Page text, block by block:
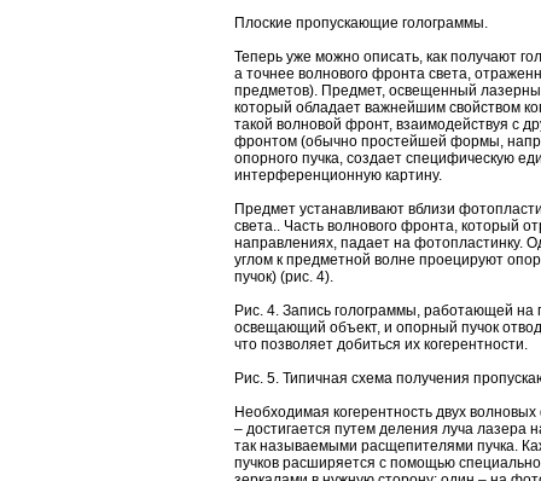
Плоские пропускающие голограммы.
Теперь уже можно описать, как получают
а точнее волнового фронта света,
предметов). Предмет, освещенный
который обладает важнейшим свойством
такой волновой фронт, взаимодействуя с
фронтом (обычно простейшей формы,
опорного пучка, создает специфическую
интерференционную картину.
Предмет устанавливают вблизи
света.. Часть волнового фронта, который
направлениях, падает на фотопластинку.
углом к предметной волне проецируют
пучок) (рис. 4).
Рис. 4. Запись голограммы, работающей на
освещающий объект, и опорный пучок
что позволяет добиться их когерентности.
Рис. 5. Типичная схема получения
Необходимая когерентность двух
– достигается путем деления луча лазера
так называемыми расщепителями пучка.
пучков расширяется с помощью